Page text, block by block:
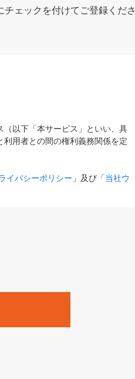
ェックを付けてご登録くださ
以下「本サービス」といい、具
用者との間の権利義務関係を定
イバシーポリシー 」及び「当社ウ
た場合、変更後のサービスを含
をいいます。
」「Biz/Zine」「HRzine」